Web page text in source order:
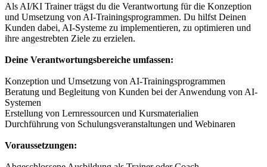
Als AI/KI Trainer trägst du die Verantwortung für die Konzeption
und Umsetzung von AI-Trainingsprogrammen. Du hilfst Deinen
Kunden dabei, AI-Systeme zu implementieren, zu optimieren und
ihre angestrebten Ziele zu erzielen.
Deine Verantwortungsbereiche umfassen:
Konzeption und Umsetzung von AI-Trainingsprogrammen
Beratung und Begleitung von Kunden bei der Anwendung von AI-
Systemen
Erstellung von Lernressourcen und Kursmaterialien
Durchführung von Schulungsveranstaltungen und Webinaren
Voraussetzungen: